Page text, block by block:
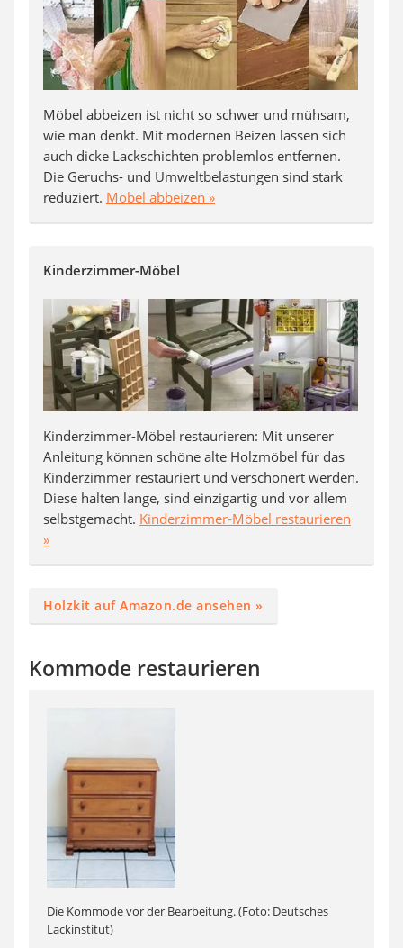
Möbel abbeizen ist nicht so schwer und mühsam,
wie man denkt. Mit modernen Beizen lassen sich
auch dicke Lackschichten problemlos entfernen.
Die Geruchs- und Umweltbelastungen sind stark
reduziert. Möbel abbeizen »
Kinderzimmer-Möbel
Kinderzimmer-Möbel restaurieren: Mit unserer
Anleitung können schöne alte Holzmöbel für das
Kinderzimmer restauriert und verschönert werden.
Diese halten lange, sind einzigartig und vor allem
selbstgemacht. Kinderzimmer-Möbel restaurieren
»
Holzkit auf Amazon.de ansehen »
Kommode restaurieren
Die Kommode vor der Bearbeitung. (Foto: Deutsches
Lackinstitut)